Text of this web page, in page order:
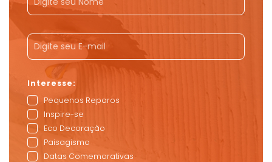
Pequenos Reparos
Inspire-se
Eco Decoração
Paisagismo
Datas Comemorativas